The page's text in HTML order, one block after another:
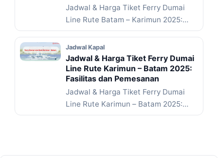
Jadwal & Harga Tiket Ferry Dumai
Line Rute Batam – Karimun 2025:
Fasilitas dan Pemesanan ... Baca
Selengkapnya
Jadwal Kapal
Jadwal & Harga Tiket Ferry Dumai
Line Rute Karimun – Batam 2025:
Fasilitas dan Pemesanan
Jadwal & Harga Tiket Ferry Dumai
Line Rute Karimun – Batam 2025:
Fasilitas dan Pemesanan ... Baca